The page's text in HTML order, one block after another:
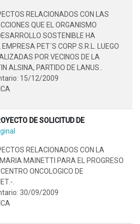
RELACIONADOS CON LAS
QUE EL ORGANISMO
SOSTENIBLE HA
PET´S CORP S.R.L. LUEGO
POR VECINOS DE LA
ALSINA, PARTIDO DE LANUS..
15/12/2009
DE SOLICITUD DE
RELACIONADOS CON LA
MAINETTI PARA EL PROGRESO
ONCOLOGICO DE
.
30/09/2009